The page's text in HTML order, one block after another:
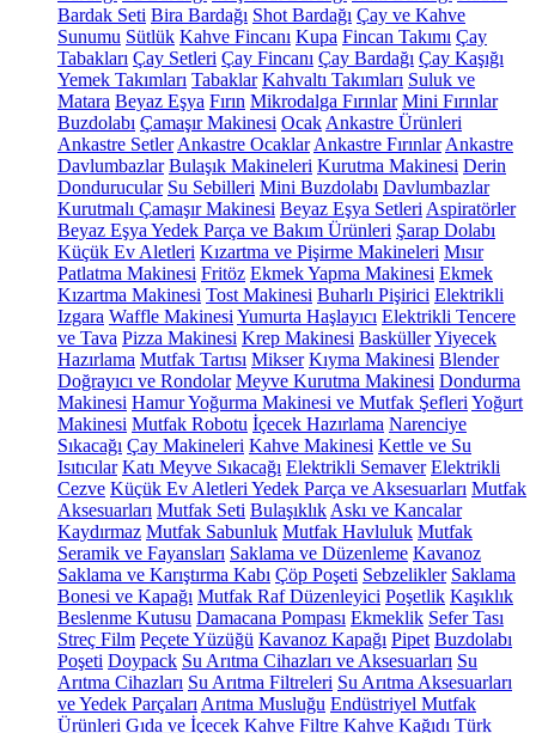
Bardak Seti Bira Bardağı Shot Bardağı Çay ve Kahve
Sunumu Sütlük Kahve Fincanı Kupa Fincan Takımı Çay
Tabakları Çay Setleri Çay Fincanı Çay Bardağı Çay Kaşığı
Yemek Takımları Tabaklar Kahvaltı Takımları Suluk ve
Matara Beyaz Eşya Fırın Mikrodalga Fırınlar Mini Fırınlar
Buzdolabı Çamaşır Makinesi Ocak Ankastre Ürünleri
Ankastre Setler Ankastre Ocaklar Ankastre Fırınlar Ankastre
Davlumbazlar Bulaşık Makineleri Kurutma Makinesi Derin
Dondurucular Su Sebilleri Mini Buzdolabı Davlumbazlar
Kurutmalı Çamaşır Makinesi Beyaz Eşya Setleri Aspiratörler
Beyaz Eşya Yedek Parça ve Bakım Ürünleri Şarap Dolabı
Küçük Ev Aletleri Kızartma ve Pişirme Makineleri Mısır
Patlatma Makinesi Fritöz Ekmek Yapma Makinesi Ekmek
Kızartma Makinesi Tost Makinesi Buharlı Pişirici Elektrikli
Izgara Waffle Makinesi Yumurta Haşlayıcı Elektrikli Tencere
ve Tava Pizza Makinesi Krep Makinesi BasküllerYiyecek
Hazırlama Mutfak Tartısı Mikser Kıyma Makinesi Blender
Doğrayıcı ve Rondolar Meyve Kurutma Makinesi Dondurma
Makinesi Hamur Yoğurma Makinesi ve Mutfak Şefleri Yoğurt
Makinesi Mutfak Robotu İçecek Hazırlama Narenciye
Sıkacağı Çay Makineleri Kahve Makinesi Kettle ve Su
Isıtıcılar Katı Meyve Sıkacağı Elektrikli Semaver Elektrikli
Cezve Küçük Ev Aletleri Yedek Parça ve Aksesuarları Mutfak
Aksesuarları Mutfak Seti Bulaşıklık Askı ve Kancalar
Kaydırmaz Mutfak Sabunluk Mutfak Havluluk Mutfak
Seramik ve Fayansları Saklama ve Düzenleme Kavanoz
Saklama ve Karıştırma Kabı Çöp Poşeti Sebzelikler Saklama
Bonesi ve Kapağı Mutfak Raf Düzenleyici Poşetlik Kaşıklık
Beslenme Kutusu Damacana Pompası Ekmeklik Sefer Tası
Streç Film Peçete Yüzüğü Kavanoz Kapağı Pipet Buzdolabı
Poşeti Doypack Su Arıtma Cihazları ve Aksesuarları Su
Arıtma Cihazları Su Arıtma Filtreleri Su Arıtma Aksesuarları
ve Yedek Parçaları Arıtma Musluğu Endüstriyel Mutfak
Ürünleri Gıda ve İçecek Kahve Filtre Kahve Kağıdı Türk